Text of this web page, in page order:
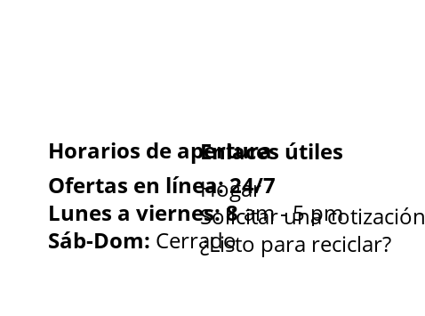
Horarios de apertura
Ofertas en línea: 24/7
Lunes a viernes: 8am - 5 pm
Sáb-Dom: Cerrado
Enlaces útiles
Hogar
Solicitar una
¿Listo para reciclar?